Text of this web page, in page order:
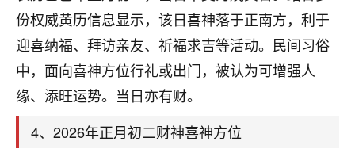
份权威黄历信息显示，该日喜神落于正南方，利于
迎喜纳福、拜访亲友、祈福求吉等活动。民间习俗
中，面向喜神方位行礼或出门，被认为可增强人
缘、添旺运势。当日亦有财。
4、2026年正月初二财神喜神方位
大环境不好，但是我家生意还可以，前几天又
刚找老师做了补财库，希望财运更好一点！
2小时前 来自海南 18
梦醒时分
我女儿高二叛逆，大半年不上学，一说她就要死要活
的，把我们两口子愁的不行，朋友给我推荐的慧来老